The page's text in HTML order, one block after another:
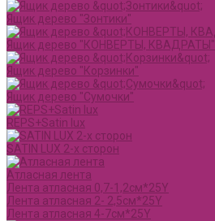
Ящик дерево "Зонтики"
Ящик дерево "КОНВЕРТЫ, КВАДРАТЫ"
Ящик дерево "Корзинки"
Ящик дерево "Сумочки"
REPS+Satin lux
SATIN LUX 2-х сторон
Атласная лента
Лента атласная 0,7-1,2см*25Y
Лента атласная 2- 2,5см*25Y
Лента атласная 4-7см*25Y